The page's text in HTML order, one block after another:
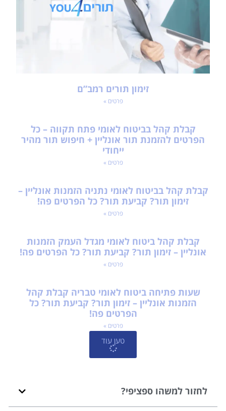
זימון תורים רמב”ם
פרטים »
קבלת קהל בביטוח לאומי פתח תקווה – כל
הפרטים להזמנת תור אונליין + חיפוש תור מהיר
ייחודי
פרטים »
קבלת קהל בביטוח לאומי נתניה הזמנות אונליין –
זימון תור? קביעת תור? כל הפרטים פה!
פרטים »
קבלת קהל ביטוח לאומי מגדל העמק הזמנות
אונליין – זימון תור? קביעת תור? כל הפרטים פה!
פרטים »
שעות פתיחה ביטוח לאומי טבריה קבלת קהל
הזמנות אונליין – זימון תור? קביעת תור? כל
הפרטים פה!
פרטים »
טען עוד
לחזור למשהו ספציפי?